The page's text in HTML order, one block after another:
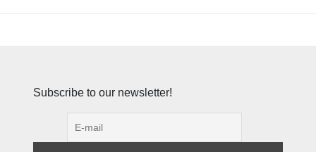
Subscribe to our newsletter!